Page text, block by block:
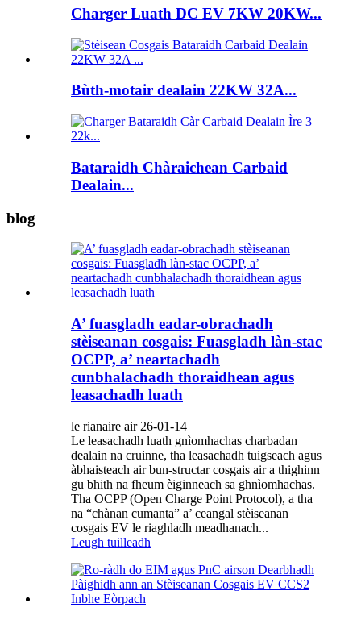
Charger Luath DC EV 7KW 20KW...
Bùth-motair dealain 22KW 32A...
Bataraidh Chàraichean Carbaid
Dealain...
blog
A’ fuasgladh eadar-obrachadh
stèiseanan cosgais: Fuasgladh làn-stac
OCPP, a’ neartachadh
cunbhalachadh thoraidhean agus
leasachadh luath
le rianaire air 26-01-14
Le leasachadh luath gnìomhachas charbadan
dealain na cruinne, tha leasachadh tuigseach agus
àbhaisteach air bun-structar cosgais air a thighinn
gu bhith na fheum èiginneach sa ghnìomhachas.
Tha OCPP (Open Charge Point Protocol), a tha
na “chànan cumanta” a’ ceangal stèiseanan
cosgais EV le riaghladh meadhanach...
Leugh tuilleadh